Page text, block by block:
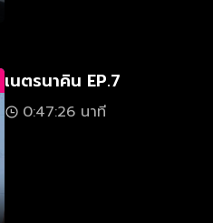
เนตรนาคิน EP.7
0:47:26 นาที